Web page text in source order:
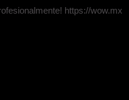
https://wow.mx